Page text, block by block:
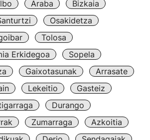
Araba
Bizkaia
Osakidetza
Tolosa
Erkidegoa
Sopela
Gaixotasunak
Arrasate
Lekeitio
Gasteiz
Durango
Zumarraga
Azkoitia